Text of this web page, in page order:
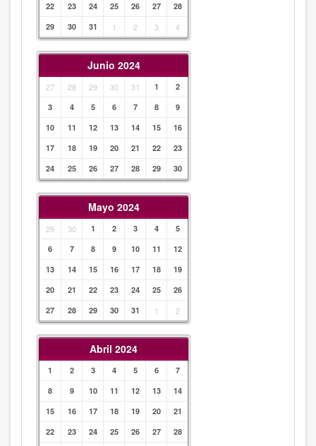
22
23 24 25 26 27
28
29
30 31 1 2 3 4
Junio 2024
27 28 29 30 31 1
2
3
4 5 6 7 8
9
10
11 12 13 14 15
16
17
18 19 20 21 22
23
24
25 26 27 28 29 30
Mayo 2024
29 30 1 2 3 4
5
6
7 8 9 10 11
12
13
14 15 16 17 18
19
20
21 22 23 24 25
26
27
28 29 30 31 1 2
Abril 2024
1 2 3 4 5 6
7
8
9 10 11 12 13
14
15
16 17 18 19 20
21
22
23 24 25 26 27
28